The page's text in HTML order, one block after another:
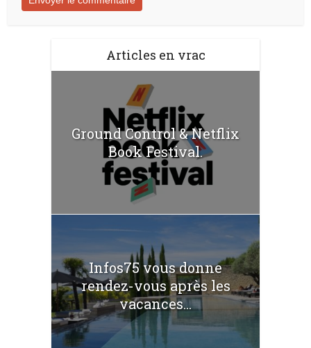
Articles en vrac
Ground Control & Netflix
Book Festival.
Infos75 vous donne
rendez-vous après les
vacances...